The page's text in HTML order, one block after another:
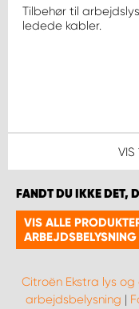
Tilbehør til
ledede kabler.
VIS
FANDT DU IKKE DET,
VIS ALLE
ARBEJDSBELYSNING
Citroën Ekstra lys
arbejdsbelysning |